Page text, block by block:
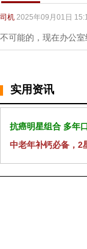
司机 2025年09月01日
不可能的，现在办公
实用资讯
抗癌明星组合 多年
中老年补钙必备，2